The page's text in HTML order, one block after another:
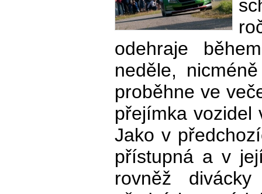
odehraje
neděle,
proběhne ve
přejímka vozidel
Jako v
přístupná a v
rovněž